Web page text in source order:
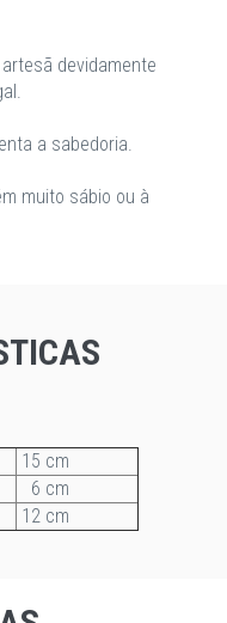
devidamente
a sabedoria.
muito sábio ou à
15 cm
6 cm
12 cm